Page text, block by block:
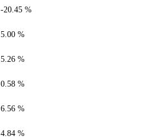
-20.45 %
5.00 %
5.26 %
0.58 %
6.56 %
4.84 %